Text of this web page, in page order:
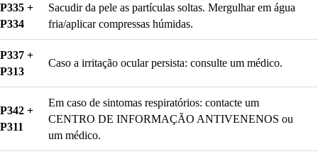
P335 +
P334
Sacudir da pele as partículas soltas. Mergulhar em água
fria/aplicar compressas húmidas.
P337 +
P313
Caso a irritação ocular persista: consulte um médico.
P342 +
P311
Em caso de sintomas respiratórios: contacte um
CENTRO DE INFORMAÇÃO ANTIVENENOS ou
um médico.